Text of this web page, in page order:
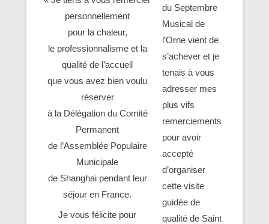
personnellement
pour la chaleur,
le professionnalisme et la
qualité de l’accueil
que vous avez bien voulu
réserver
à la Délégation du Comité
Permanent
de l’Assemblée Populaire
Municipale
de Shanghai pendant leur
séjour en France.
Je vous félicite pour
du Septembre
Musical de
l’Orne vient de
s’achever et je
tenais à vous
adresser mes
plus vifs
remerciements
pour avoir
accepté
d’organiser
cette visite
guidée de
qualité de Saint